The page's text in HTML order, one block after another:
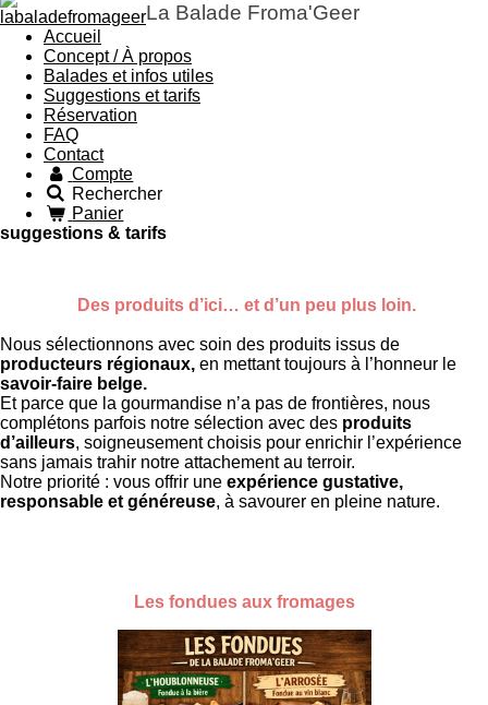
La Balade Froma'Geer
Accueil
Concept / À propos
Balades et infos utiles
Suggestions et tarifs
Réservation
FAQ
Contact
Compte
Rechercher
Panier
suggestions & tarifs
Des produits d’ici… et d’un peu plus loin.
Nous sélectionnons avec soin des produits issus de
producteurs régionaux, en mettant toujours à l’honneur le
savoir-faire belge.
Et parce que la gourmandise n’a pas de frontières, nous
complétons parfois notre sélection avec des produits
d’ailleurs, soigneusement choisis pour enrichir l’expérience
sans jamais trahir notre attachement au terroir.
Notre priorité : vous offrir une expérience gustative,
responsable et généreuse, à savourer en pleine nature.
Les fondues aux fromages